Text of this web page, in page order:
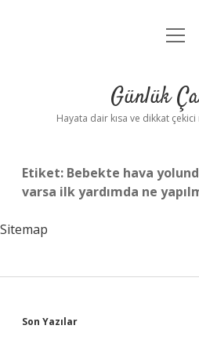
Anasayfa
Yasal
Günlük
Hayata dair kısa ve dikkat
Etiket: Bebekte hava
varsa ilk yardımda ne
Sitemap
Son Yazılar